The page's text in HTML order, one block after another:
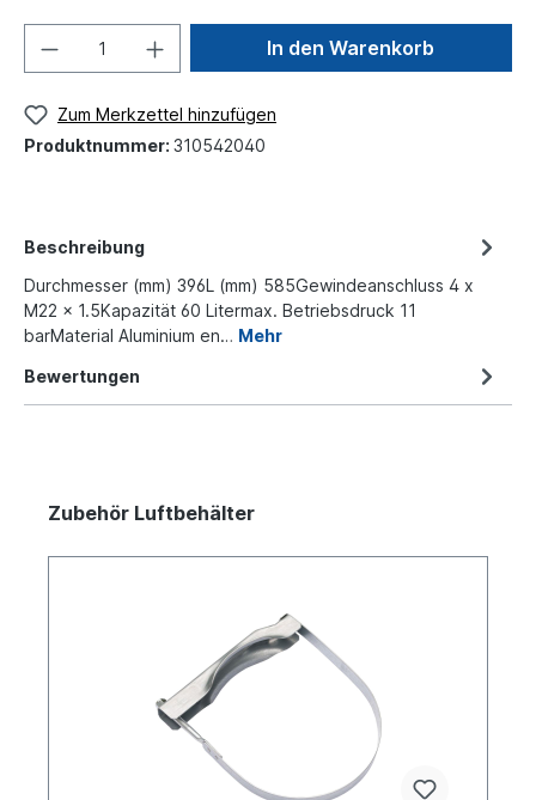
In den Warenkorb
Zum Merkzettel hinzufügen
Produktnummer: 310542040
Beschreibung
Durchmesser (mm) 396L (mm) 585Gewindeanschluss 4 x
M22 x 1.5Kapazität 60 Litermax. Betriebsdruck 11
barMaterial Aluminium en… Mehr
Bewertungen
Zubehör Luftbehälter